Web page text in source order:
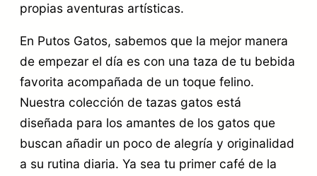
propias aventuras artísticas.
En Putos Gatos, sabemos que la mejor manera
de empezar el día es con una taza de tu bebida
favorita acompañada de un toque felino.
Nuestra colección de tazas gatos está
diseñada para los amantes de los gatos que
buscan añadir un poco de alegría y originalidad
a su rutina diaria. Ya sea tu primer café de la